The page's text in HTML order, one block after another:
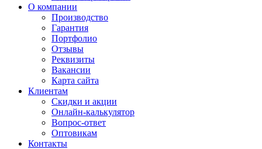
О компании
Производство
Гарантия
Портфолио
Отзывы
Реквизиты
Вакансии
Карта сайта
Клиентам
Скидки и акции
Онлайн-калькулятор
Вопрос-ответ
Оптовикам
Контакты